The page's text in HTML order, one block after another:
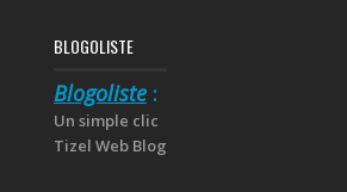
BLOGOLISTE
Blogoliste :
Un simple clic
Tizel Web Blog